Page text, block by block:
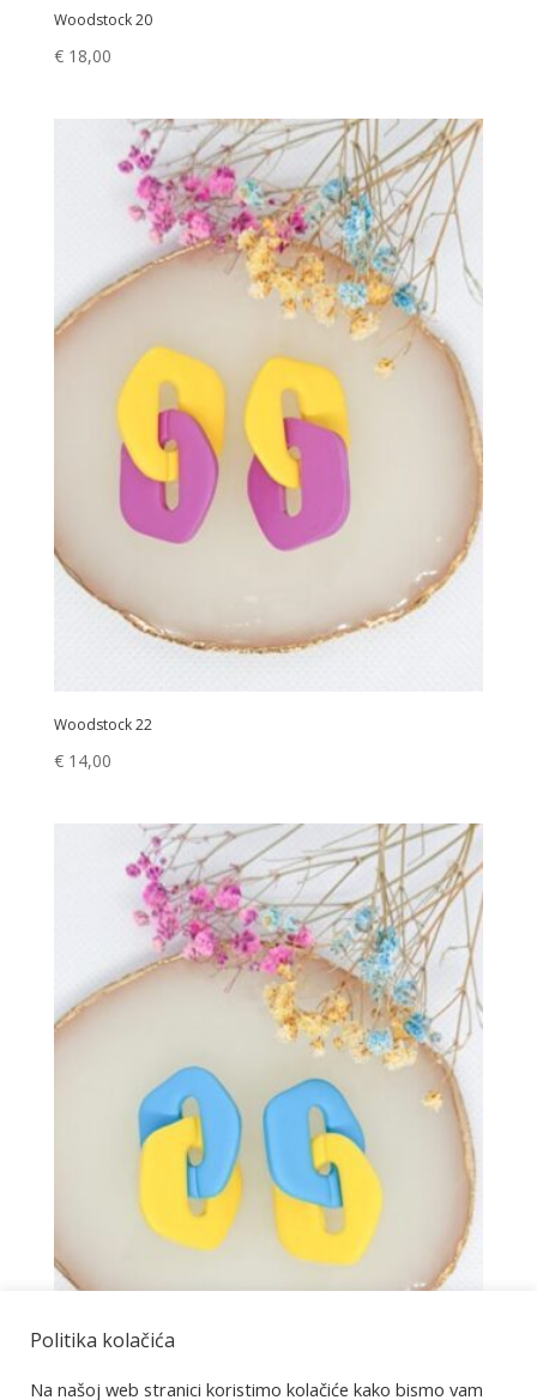
Woodstock 20
€18,00
Woodstock 22
€14,00
Politika kolačića
Na našoj web stranici koristimo kolačiće kako bismo vam